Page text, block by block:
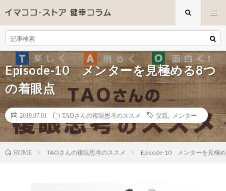
Episode-10 メンターを見極める8つ
の着眼点
2019.07.01 TAOさんの複眼思考のススメ 父親 メンター
HOME TAOさんの複眼思考のススメ Episode-10 メンターを見極